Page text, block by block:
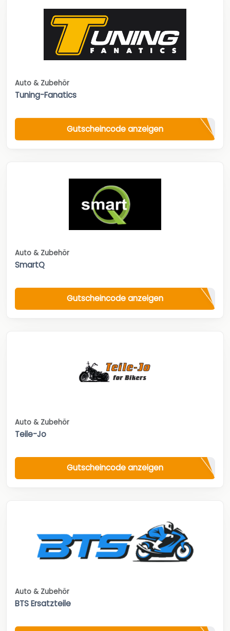
Auto & Zubehör
Tuning-Fanatics
Gutscheincode anzeigen
Auto & Zubehör
SmartQ
Gutscheincode anzeigen
Auto & Zubehör
Teile-Jo
Gutscheincode anzeigen
Auto & Zubehör
BTS Ersatzteile